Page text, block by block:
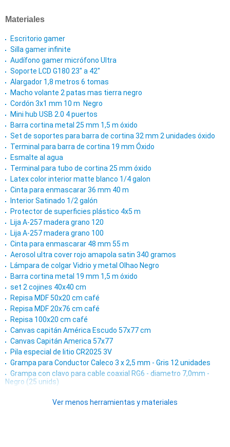
Materiales
Escritorio gamer
Silla gamer infinite
Audífono gamer micrófono Ultra
Soporte LCD G180 23" a 42"
Alargador 1,8 metros 6 tomas
Macho volante 2 patas mas tierra negro
Cordón 3x1 mm 10 m Negro
Mini hub USB 2.0 4 puertos
Barra cortina metal 25 mm 1,5 m óxido
Set de soportes para barra de cortina 32 mm 2 unidades óxido
Terminal para barra de cortina 19 mm Óxido
Esmalte al agua
Terminal para tubo de cortina 25 mm óxido
Latex color interior matte blanco 1/4 galon
Cinta para enmascarar 36 mm 40 m
Interior Satinado 1/2 galón
Protector de superficies plástico 4x5 m
Lija A-257 madera grano 120
Lija A-257 madera grano 100
Cinta para enmascarar 48 mm 55 m
Aerosol ultra cover rojo amapola satin 340 gramos
Lámpara de colgar Vidrio y metal Olhao Negro
Barra cortina metal 19 mm 1,5 m óxido
set 2 cojines 40x40 cm
Repisa MDF 50x20 cm café
Repisa MDF 20x76 cm café
Repisa 100x20 cm café
Canvas capitán América Escudo 57x77 cm
Canvas Capitán America 57x77
Pila especial de litio CR2025 3V
Grampa para Conductor Caleco 3 x 2,5 mm - Gris 12 unidades
Grampa con clavo para cable coaxial RG6 - diametro 7,0mm -
Negro (25 unids)
Puerta plegable Facil blanca 81 cm
Ver menos herramientas y materiales